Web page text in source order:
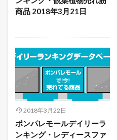
商品 2018年3月21日
2018年3月22日
ポンパレモールデイリーラ
ンキング・レディースファ